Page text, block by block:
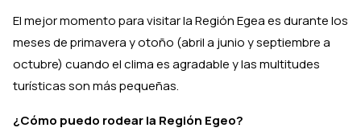
El mejor momento para visitar la Región Egea es durante los
meses de primavera y otoño (abril a junio y septiembre a
octubre) cuando el clima es agradable y las multitudes
turísticas son más pequeñas.
¿Cómo puedo rodear la Región Egeo?